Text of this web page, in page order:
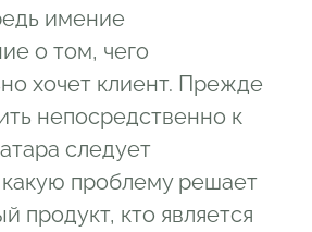
имение
о том, чего
хочет клиент. Прежде
непосредственно к
следует
проблему решает
продукт, кто является